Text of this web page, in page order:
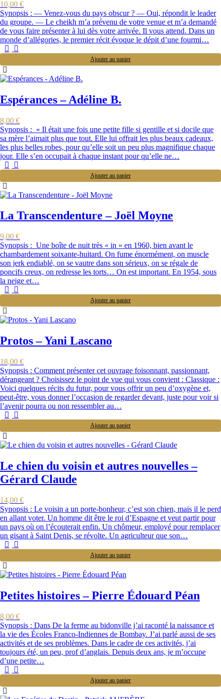
10,00 €
Synopsis : ― Venez-vous du pays obscur ? ― Oui, répondit le leader
du groupe. ― Le cheikh m’a prévenu de votre venue et m’a demandé
de vous faire présenter à lui dès votre arrivée. Il vous attend. Dans un
monde d’allégories, le premier récit évoque le dépit d’une fourmi…
Ajouter au panier
Espérances – Adéline B.
8,00 €
Synopsis : « Il était une fois une petite fille si gentille et si docile que
sa mère l’aimait plus que tout. Elle lui offrait les plus beaux cadeaux,
les plus belles robes, pour qu’elle soit un peu plus magnifique chaque
jour. Elle s’en occupait à chaque instant pour qu’elle ne…
Ajouter au panier
La Transcendenture – Joël Moyne
9,00 €
Synopsis : Une boîte de nuit très « in » en 1960, bien avant le
chambardement soixante-huitard. On fume énormément, on muscle
son jerk endiablé, on se vautre dans son sérieux, on se régale de
poncifs creux, on redresse les torts… On est important. En 1954, sous
la neige et…
Ajouter au panier
Protos – Yani Lascano
18,00 €
Synopsis : Comment présenter cet ouvrage foisonnant, passionnant,
dérangeant ? Choisissez le point de vue qui vous convient : Classique :
Voici quelques récits du futur, pour vous offrir un peu d’oxygène et,
peut-être, vous donner l’occasion de regarder devant, juste pour voir si
l’avenir pourra ou non ressembler au…
Ajouter au panier
Le chien du voisin et autres nouvelles –
Gérard Claude
14,00 €
Synopsis : Le voisin a un porte-bonheur, c’est son chien, mais il le perd
en allant voter. Un homme dit être le roi d’Espagne et veut partir pour
un pays où on l’écouterait enfin. Un chômeur, employé pour remplacer
un gisant à Saint Denis, se révolte. Un agriculteur que son…
Ajouter au panier
Petites histoires – Pierre Édouard Péan
8,00 €
Synopsis : Dans De la ferme au bidonville j’ai raconté la naissance et
la vie des Écoles Franco-Indiennes de Bombay. J’ai parlé aussi de ses
activités et de ses problèmes. Dans le cadre de ces activités, j’ai
toujours été, un peu, prof d’anglais. Depuis deux ans, je m’occupe
d’une petite…
Ajouter au panier